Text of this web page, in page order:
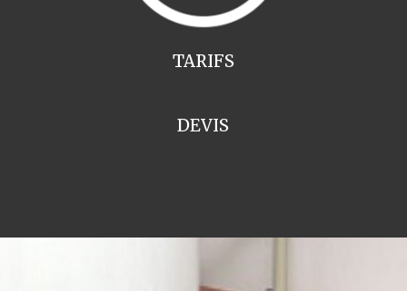
TARIFS
DEVIS